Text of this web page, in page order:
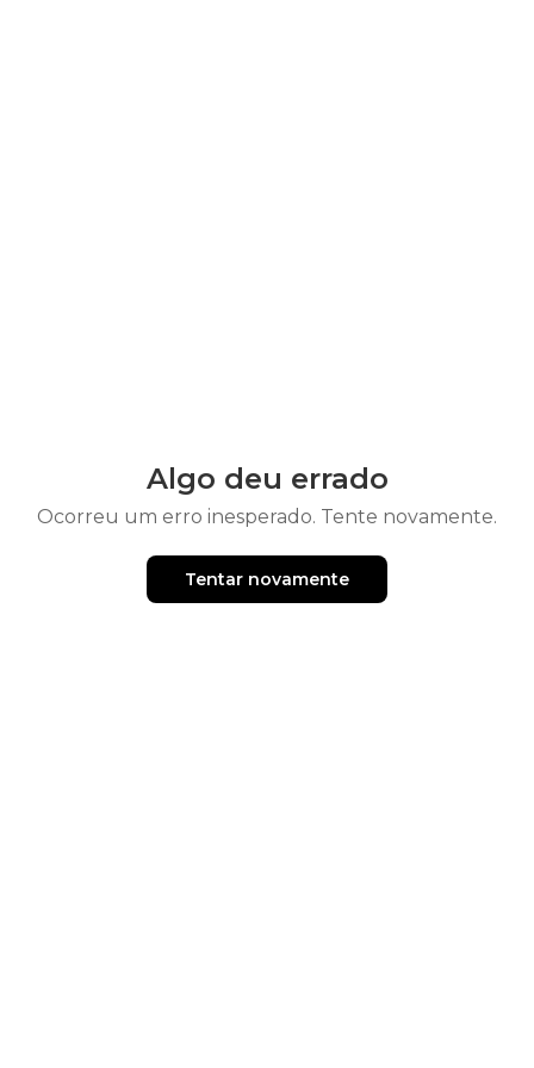
Algo deu errado
Ocorreu um erro inesperado. Tente novamente.
Tentar novamente